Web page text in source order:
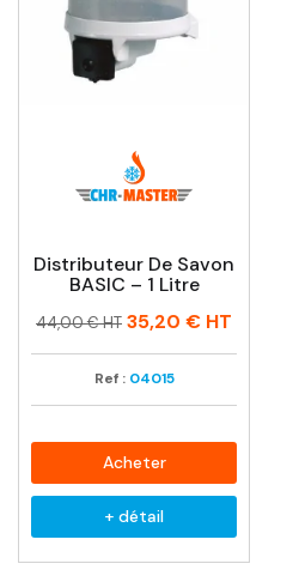
Distributeur De Savon
BASIC – 1 Litre
Prix
Prix
44,00 € HT 35,20 € HT
Ref : 04015
Acheter
+ détail